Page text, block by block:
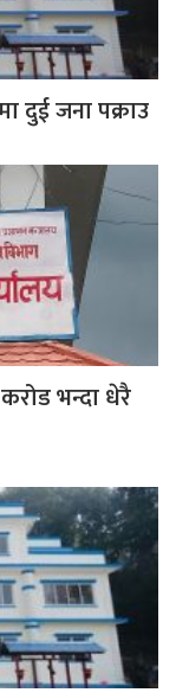
दुई जना पक्राउ
करोड भन्दा धेरै